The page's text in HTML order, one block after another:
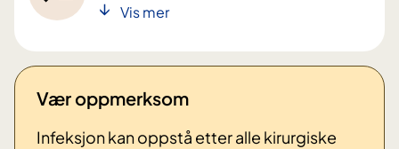
Vis mer
Vær oppmerksom
Infeksjon kan oppstå etter alle kirurgiske